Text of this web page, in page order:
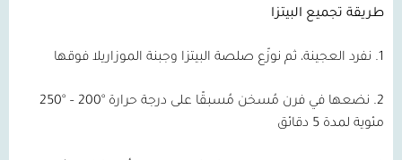
طريقة تجميع البيتزا
1. نفرد العجينة، ثم نوزّع صلصة البيتزا وجبنة الموزاريلا فوقها
2. نضعها في فرن مُسخن مُسبقًا على درجة حرارة °200 – °250
مئوية لمدة 5 دقائق